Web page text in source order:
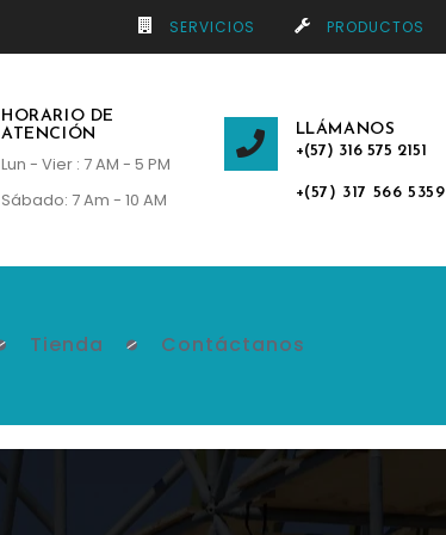
SERVICIOS PRODUCTOS
HORARIO DE
ATENCIÓN
Lun - Vier : 7 AM - 5 PM
Sábado: 7 Am - 10 AM
LLÁMANOS
+(57) 316 575 2151
+(57) 317 566 5359
Tienda Contáctanos